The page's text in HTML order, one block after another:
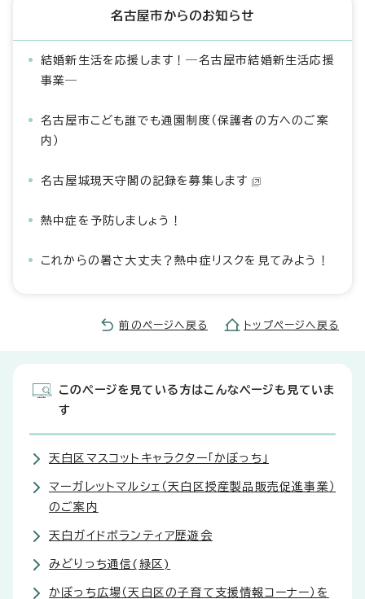
名古屋市からのお知らせ
結婚新生活を応援します！―名古屋市結婚新生活応援
事業―
名古屋市こども誰でも通園制度（保護者の方へのご案
内）
名古屋城現天守閣の記録を募集します
熱中症を予防しましょう！
これからの暑さ大丈夫？熱中症リスクを見てみよう！
前のページへ戻る トップページへ戻る
このページを見ている方はこんなページも見ていま
す
天白区マスコットキャラクター「かぼっち」
マーガレットマルシェ（天白区授産製品販売促進事業）
のご案内
天白ガイドボランティア歴遊会
みどりっち通信(緑区)
かぼっち広場（天白区の子育て支援情報コーナー）を